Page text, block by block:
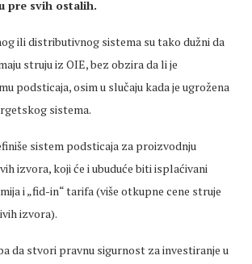
pre svih ostalih.
ili distributivnog sistema su tako dužni da
struju iz OIE, bez obzira da li je
podsticaja, osim u slučaju kada je ugrožena
sistema.
sistem podsticaja za proizvodnju
izvora, koji će i ubuduće biti isplaćivani
i „fid-in“ tarifa (više otkupne cene struje
izvora).
da stvori pravnu sigurnost za investiranje u